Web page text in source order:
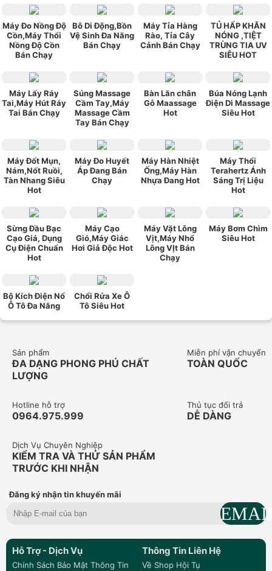
Máy Đo Nồng Độ
Cồn,Máy Thổi
Nồng Độ Cồn
Bán Chạy
Bô Di Động,Bồn
Vệ Sinh Đa Năng
Bán Chạy
Máy Tỉa Hàng
Rào, Tỉa Cây
Cảnh Bán Chạy
TỦ HẤP KHĂN
NÓNG ,TIỆT
TRÙNG TIA UV
SIÊU HOT
Máy Lấy Ráy
Tai,Máy Hút Ráy
Tai Bán Chạy
Súng Massage
Cầm Tay,Máy
Massage Cầm
Tay Bán Chạy
Bàn Lăn chân
Gỗ Maassage
Hot
Búa Nóng Lạnh
Điện Di Massage
Siêu Hot
Máy Đốt Mụn,
Nám,Nốt Ruồi,
Tàn Nhang Siêu
Hot
Máy Đo Huyết
Áp Đang Bán
Chạy
Máy Hàn Nhiệt
Ống,Máy Hàn
Nhựa Đang Hot
Máy Thổi
Terahertz Ánh
Sáng Trị Liệu
Hot
Sừng Đầu Bạc
Cạo Giá, Dụng
Cụ Điện Chuẩn
Hot
Máy Cạo
Gió,Máy Giác
Hơi Giả Độc Hot
Máy Vặt Lông
Vịt,Máy Nhổ
Lông VỊt Bán
Chạy
Máy Bơm Chìm
Siêu Hot
Bộ Kích Điện Nổ
Ô Tô Đa Năng
Chổi Rửa Xe Ô
Tô Siêu Hot
Sản phẩm
ĐA DẠNG PHONG PHÚ CHẤT
LƯỢNG
Miễn phí vận chuyển
TOÀN QUỐC
Hotline hỗ trợ
0964.975.999
Thủ tục đổi trả
DỄ DÀNG
Dịch Vụ Chuyên Nghiệp
KIỂM TRA VÀ THỬ SẢN PHẨM
TRƯỚC KHI NHẬN
Đăng ký nhận tin khuyến mãi
Hỗ Trợ - Dịch Vụ
Chính Sách Bảo Mật Thông Tin
Thông Tin Liên Hệ
Về Shop Hội Tụ